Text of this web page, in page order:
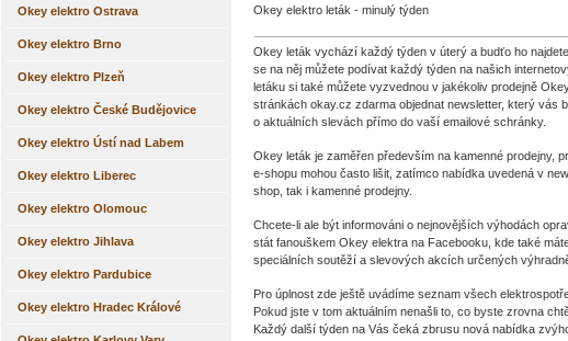
Okey elektro leták - minulý týden
Okey leták vychází každý týden v úterý a budťo ho
se na něj můžete podívat každý týden na našich
letáku si také můžete vyzvednou v jakékoliv prodejně
stránkách okay.cz zdarma objednat newsletter, který vás
o aktuálních slevách přímo do vaší emailové schránky.
Okey leták je zaměřen především na kamenné prodejny,
e-shopu mohou často lišit, zatímco nabídka uvedená v
shop, tak i kamenné prodejny.
Chcete-li ale být informováni o nejnovějších výhodách
stát fanouškem Okey elektra na Facebooku, kde také
speciálních soutěží a slevových akcích určených
Pro úplnost zde ještě uvádíme seznam všech
Pokud jste v tom aktuálním nenašli to, co byste zrovna
Každý další týden na Vás čeká zbrusu nová nabídka
Okey elektro Ostrava
Okey elektro Brno
Okey elektro Plzeň
Okey elektro České Budějovice
Okey elektro Ústí nad Labem
Okey elektro Liberec
Okey elektro Olomouc
Okey elektro Jihlava
Okey elektro Pardubice
Okey elektro Hradec Králové